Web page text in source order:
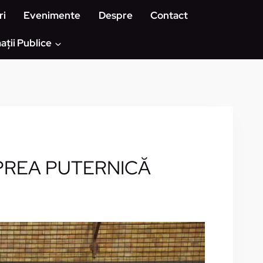
Evenimente Despre Contact
Publice
PUTERNICĂ